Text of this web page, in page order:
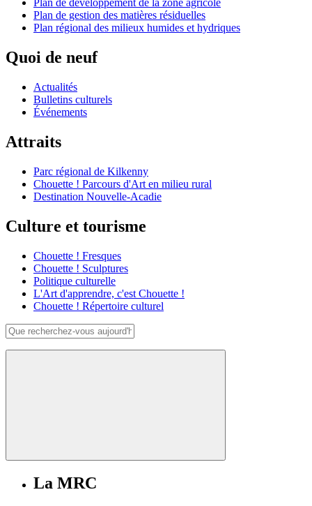
Plan de développement de la zone agricole
Plan de gestion des matières résiduelles
Plan régional des milieux humides et hydriques
Quoi de neuf
Actualités
Bulletins culturels
Événements
Attraits
Parc régional de Kilkenny
Chouette ! Parcours d'Art en milieu rural
Destination Nouvelle-Acadie
Culture et tourisme
Chouette ! Fresques
Chouette ! Sculptures
Politique culturelle
L'Art d'apprendre, c'est Chouette !
Chouette ! Répertoire culturel
La MRC